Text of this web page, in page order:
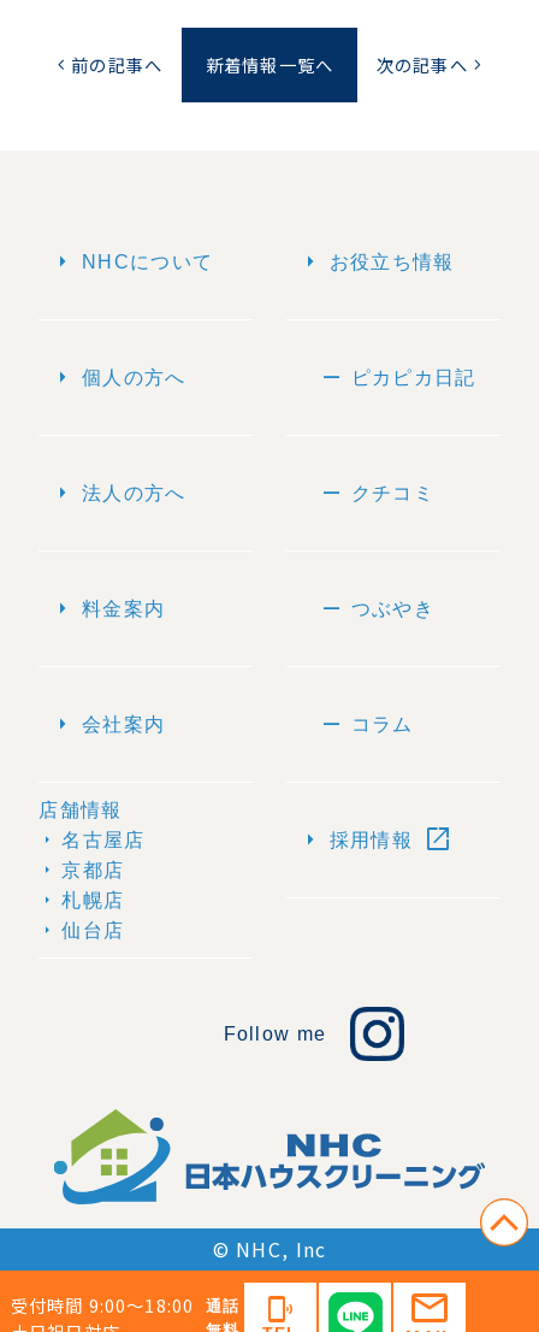
受付時間 9:00〜18:00
通話
phonelink_ring mail
chevron_left 前の記事へ 新着情報一覧へ 次の記事へ chevron_right
arrow_right NHCについて
arrow_right 個人の方へ
arrow_right 法人の方へ
arrow_right 料金案内
arrow_right 会社案内
店舗情報
arrow_right 名古屋店
arrow_right 京都店
arrow_right 札幌店
arrow_right 仙台店
arrow_right お役立ち情報
remove ピカピカ日記
remove クチコミ
remove つぶやき
remove コラム
arrow_right 採用情報 open_in_new
Follow me
© NHC, Inc